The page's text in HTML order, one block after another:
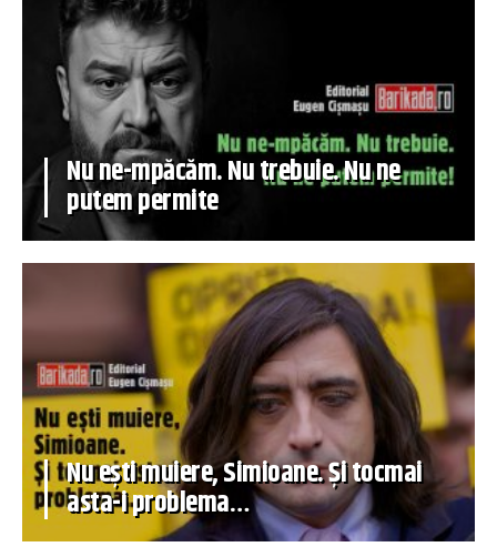
Nu ne-mpăcăm. Nu trebuie. Nu ne
putem permite
Nu ești muiere, Simioane. Și tocmai
asta-i problema…